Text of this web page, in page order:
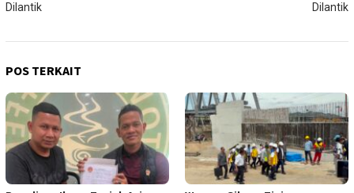
Dilantik
Dilantik
POS TERKAIT